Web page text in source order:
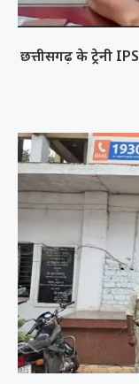
छत्तीसगढ़ के ट्रेनी